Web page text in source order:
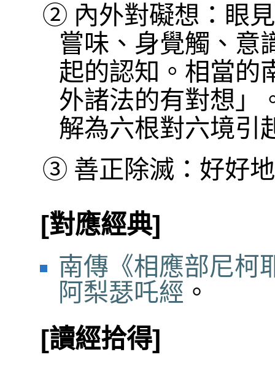
② 內外對礙想：眼
嘗味、身覺觸、意
起的認知。相當的
外諸法的有對想」
解為六根對六境引
③ 善正除滅：好好
[對應經典]
南傳《相應部尼柯
阿梨瑟吒經 。
[讀經拾得]